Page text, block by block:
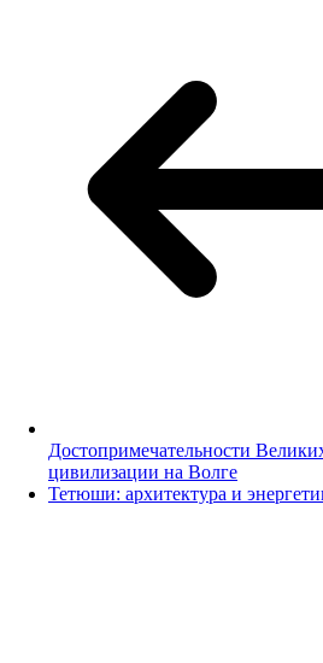
Достопримечательности
цивилизации на Волге
Тетюши: архитектура и